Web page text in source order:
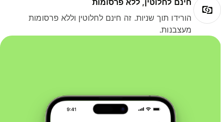
הורידו תוך שניות. זה חינם לחלוטין וללא פרסומות
מעצבנות.